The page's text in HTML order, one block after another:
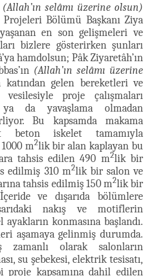
(Allah’ın selâmı üzerine olsun)
Bölümü Başkanı Ziya
en son gelişmeleri ve
bizlere gösterirken şunları
hamdolsun; Pâk Ziyaretâh’ın
(Allah’ın selâmı üzerine
katından gelen bereketleri ve
proje çalışmaları
da yavaşlama olmadan
Bu kapsamda makama
beton iskelet tamamıyla
m2lik bir alan kaplayan bu
tahsis edilen 490 m2lik bir
edilmiş 310 m2lik bir salon ve
tahsis edilmiş 150 m2lik bir
ve dışarıda bölümlere
nakış ve motiflerin
konmasına başlandı.
aşamaya gelinmiş durumda.
zamanlı olarak salonların
su şebekesi, elektrik tesisatı,
proje kapsamına dahil edilen